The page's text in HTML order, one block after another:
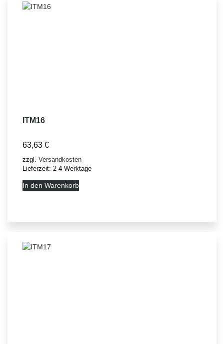
ITM16
63,63 €
zzgl. Versandkosten
Lieferzeit: 2-4 Werktage
In den Warenkorb